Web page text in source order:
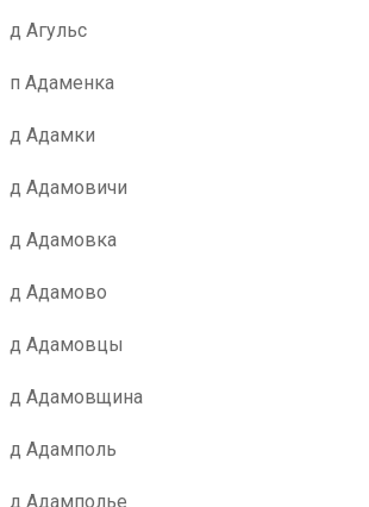
д Агульс
п Адаменка
д Адамки
д Адамовичи
д Адамовка
д Адамово
д Адамовцы
д Адамовщина
д Адамполь
д Адамполье